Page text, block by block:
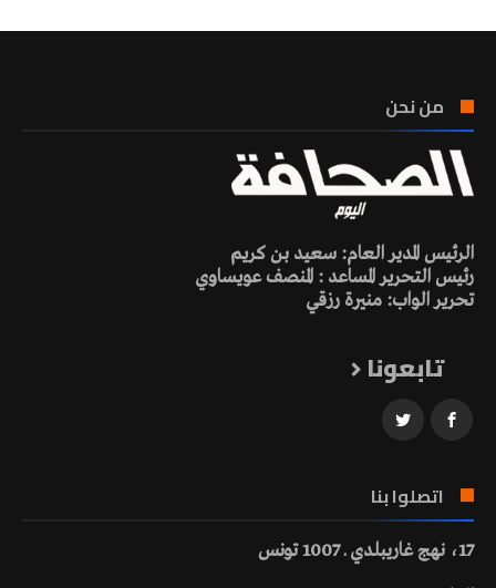
من نحن
الرئيس المدير العام: سعيد بن كريم
رئيس التحرير المساعد : المنصف عويساوي
تحرير الواب: منيرة رزقي
تابعونا
اتصلوا بنا
17، نهج غاريبلدي ـ 1007 تونس